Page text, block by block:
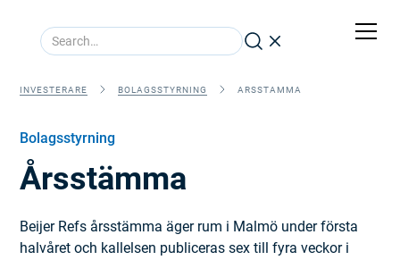
INVESTERARE BOLAGSSTYRNING ARSSTAMMA
Bolagsstyrning
Årsstämma
Beijer Refs årsstämma äger rum i Malmö under första
halvåret och kallelsen publiceras sex till fyra veckor i